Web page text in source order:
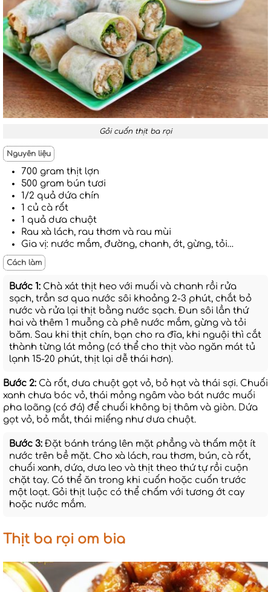
Gỏi cuốn thịt ba rọi
Nguyên liệu
700 gram thịt lợn
500 gram bún tươi
1/2 quả dứa chín
1 củ cà rốt
1 quả dưa chuột
Rau xà lách, rau thơm và rau mùi
Gia vị: nước mắm, đường, chanh, ớt, gừng, tỏi…
Cách làm
Bước 1: Chà xát thịt heo với muối và chanh rồi rửa
sạch, trần sơ qua nước sôi khoảng 2-3 phút, chắt bỏ
nước và rửa lại thịt bằng nước sạch. Đun sôi lần thứ
hai và thêm 1 muỗng cà phê nước mắm, gừng và tỏi
băm. Sau khi thịt chín, bạn cho ra đĩa, khi nguội thì cắt
thành từng lát mỏng (có thể cho thịt vào ngăn mát tủ
lạnh 15-20 phút, thịt lại dễ thái hơn).
Bước 2: Cà rốt, dưa chuột gọt vỏ, bỏ hạt và thái sợi. Chuối
xanh chưa bóc vỏ, thái mỏng ngâm vào bát nước muối
pha loãng (có đá) để chuối không bị thâm và giòn. Dứa
gọt vỏ, bỏ mắt, thái miếng như dưa chuột.
Bước 3: Đặt bánh tráng lên mặt phẳng và thấm một ít
nước trên bề mặt. Cho xà lách, rau thơm, bún, cà rốt,
chuối xanh, dứa, dưa leo và thịt theo thứ tự rồi cuộn
chặt tay. Có thể ăn trong khi cuốn hoặc cuốn trước
một loạt. Gỏi thịt luộc có thể chấm với tương ớt cay
hoặc nước mắm.
Thịt ba rọi om bia